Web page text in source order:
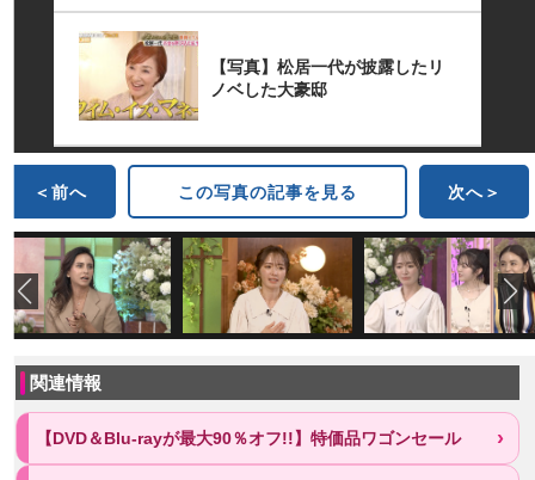
【写真】松居一代が披露したリ
ノベした大豪邸
＜前へ この写真の記事を見る 次へ＞
関連情報
【DVD＆Blu-rayが最大90％オフ!!】特価品ワゴンセール